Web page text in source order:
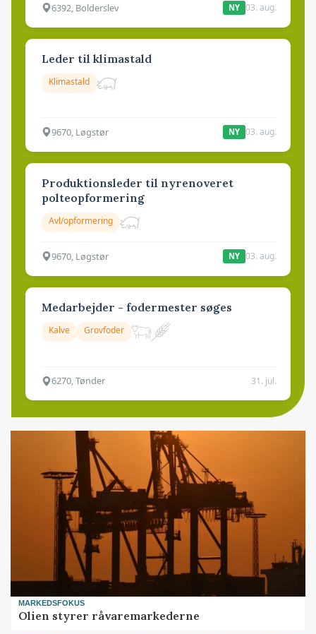
6392, Bolderslev NY 03. aug.
Leder til klimastald
Klimastald
9670, Løgstør NY 03. aug.
Produktionsleder til nyrenoveret
polteopformering
Avl/opformering
9670, Løgstør NY 03. aug.
Medarbejder - fodermester søges
Kalve Grovfoder
6270, Tønder 31. jul.
MARKEDSFOKUS
Olien styrer råvaremarkederne